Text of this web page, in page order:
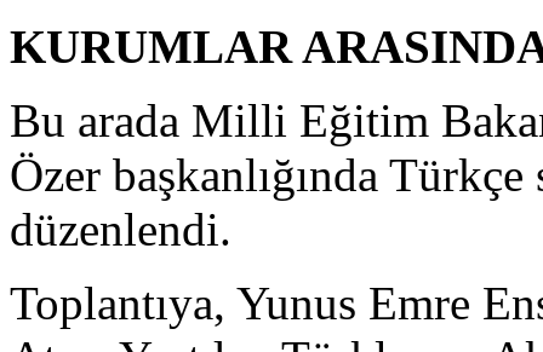
KURUMLAR
Bu arada Milli Eğitim
Özer başkanlığında
düzenlendi.
Toplantıya, Yunus Emre